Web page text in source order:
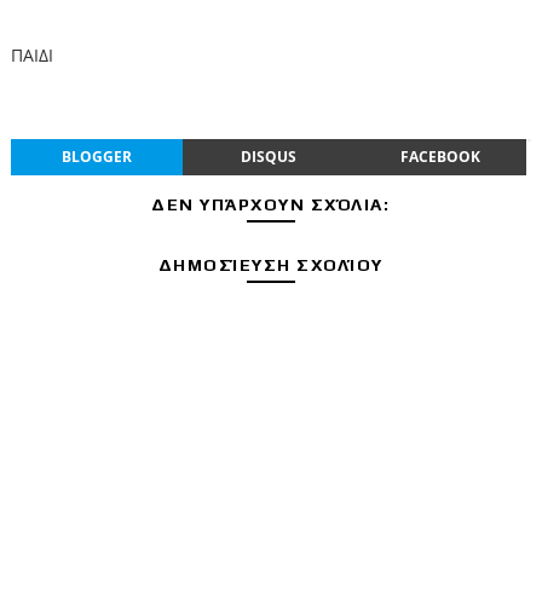
ΠΑΙΔΙ
BLOGGER DISQUS FACEBOOK
ΔΕΝ ΥΠΆΡΧΟΥΝ ΣΧΌΛΙΑ:
ΔΗΜΟΣΊΕΥΣΗ ΣΧΟΛΊΟΥ